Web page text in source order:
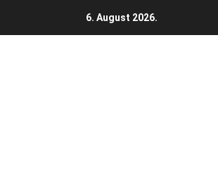
6. August 2026.